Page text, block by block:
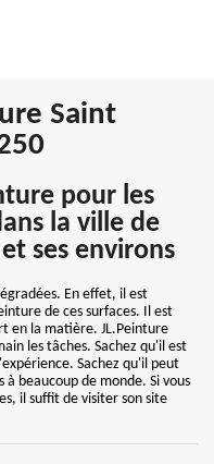
Saint
pour les
la ville de
ses environs
En effet, il est
de ces surfaces. Il est
en la matière. JL.Peinture
les tâches. Sachez qu'il est
Sachez qu'il peut
à beaucoup de monde. Si vous
il suffit de visiter son site